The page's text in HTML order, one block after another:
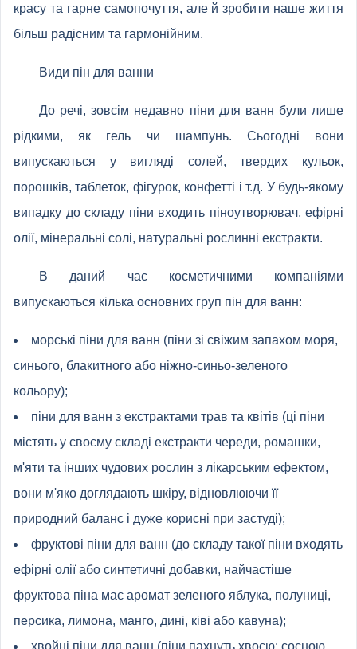
красу та гарне самопочуття, але й зробити наше життя
більш радісним та гармонійним.
Види пін для ванни
До речі, зовсім недавно піни для ванн були лише
рідкими, як гель чи шампунь. Сьогодні вони
випускаються у вигляді солей, твердих кульок,
порошків, таблеток, фігурок, конфетті і т.д. У будь-якому
випадку до складу піни входить піноутворювач, ефірні
олії, мінеральні солі, натуральні рослинні екстракти.
В даний час косметичними компаніями
випускаються кілька основних груп пін для ванн:
морські піни для ванн (піни зі свіжим запахом моря,
синього, блакитного або ніжно-синьо-зеленого
кольору);
піни для ванн з екстрактами трав та квітів (ці піни
містять у своєму складі екстракти череди, ромашки,
м'яти та інших чудових рослин з лікарським ефектом,
вони м'яко доглядають шкіру, відновлюючи її
природний баланс і дуже корисні при застуді);
фруктові піни для ванн (до складу такої піни входять
ефірні олії або синтетичні добавки, найчастіше
фруктова піна має аромат зеленого яблука, полуниці,
персика, лимона, манго, дині, ківі або кавуна);
хвойні піни для ванн (піни пахнуть хвоєю: сосною,